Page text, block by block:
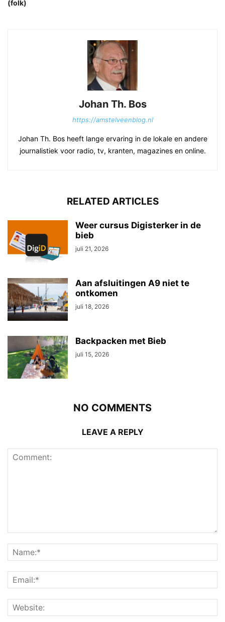
(folk)
Johan Th. Bos
https://amstelveenblog.nl
Johan Th. Bos heeft lange ervaring in de lokale en andere
journalistiek voor radio, tv, kranten, magazines en online.
RELATED ARTICLES
Weer cursus Digisterker in de
bieb
juli 21, 2026
Aan afsluitingen A9 niet te
ontkomen
juli 18, 2026
Backpacken met Bieb
juli 15, 2026
NO COMMENTS
LEAVE A REPLY